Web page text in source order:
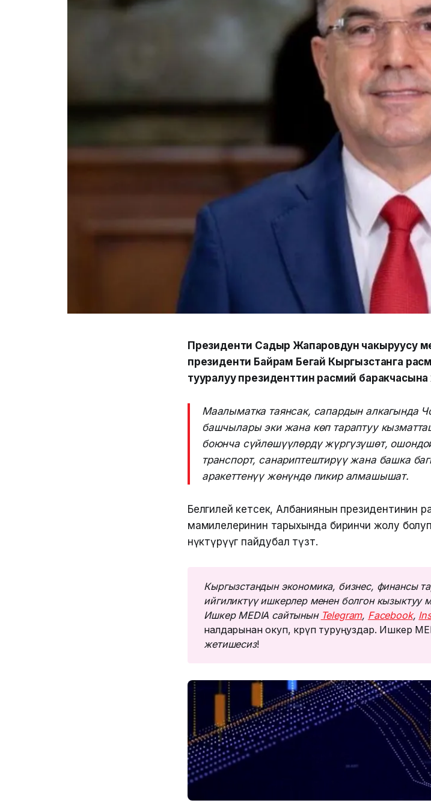
Президенти Садыр Жапаровдун чакыруусу
президенти Байрам Бегай Кыргызстанга
тууралуу президенттин расмий
Маалыматка таянсак, сапардын алкагында
башчылары эки жана көп тараптуу
боюнча сүйлөшүүлөрдү жүргүзүшөт,
транспорт, санариптештирүү жана башка
аракеттенүү жөнүндө пикир алмашышат.
Белгилей кетсек, Албаниянын президентинин
мамилелеринин тарыхында биринчи жолу
өнүктүрүүгө пайдубал түзөт.
Кыргызстандын экономика, бизнес, финансы
ийгиликтүү ишкерлер менен болгон кызыктуу
Ишкер MEDIA сайтынын Telegram, Facebook,
налдарынан окуп, көрүп туруңуздар. Ишкер
жетишесиз!